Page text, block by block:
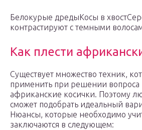
Белокурые дредыКосы в хвост
контрастируют с темными
Как плести
Существует множество техник,
применить при решении вопроса
африканские косички. Поэтому
сможет подобрать идеальный
Нюансы, которые необходимо
заключаются в следующем: